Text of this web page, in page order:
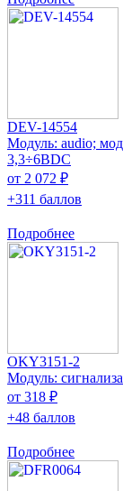
DEV-14554
Модуль: audio;
3,3÷6ВDC
от 2 072 ₽
+311 баллов
Подробнее
OKY3151-2
Модуль:
от 318 ₽
+48 баллов
Подробнее